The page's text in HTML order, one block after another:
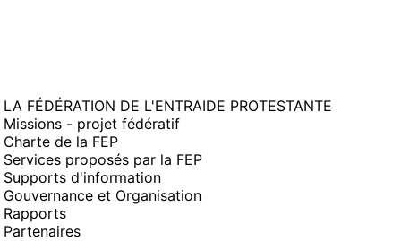
LA FÉDÉRATION DE L'ENTRAIDE PROTESTANTE
Missions - projet fédératif
Charte de la FEP
Services proposés par la FEP
Supports d'information
Gouvernance et Organisation
Rapports
Partenaires